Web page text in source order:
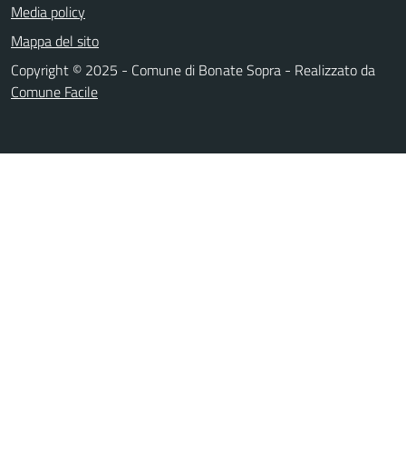
Media policy
Mappa del sito
Copyright © 2025 - Comune di Bonate Sopra - Realizzato da
Comune Facile